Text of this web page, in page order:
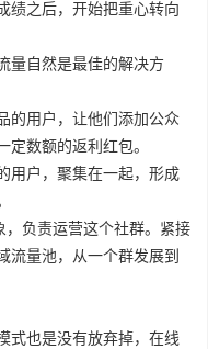
之后，开始把重心转向
自然是最佳的解决方
用户，让他们添加公众
数额的返利红包。
户，聚集在一起，形成
负责运营这个社群。紧接
流量池，从一个群发展到
也是没有放弃掉，在线